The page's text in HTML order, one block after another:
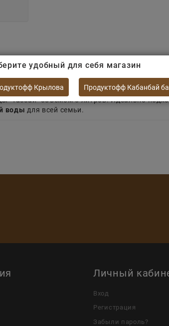
"Тассай" объемом 5 литров. Идеально
воды для всей семьи.
Личный
Вход
Регистрация
Забыли пароль?
удобный для себя магазин
Крылова Продуктофф Кабанбай